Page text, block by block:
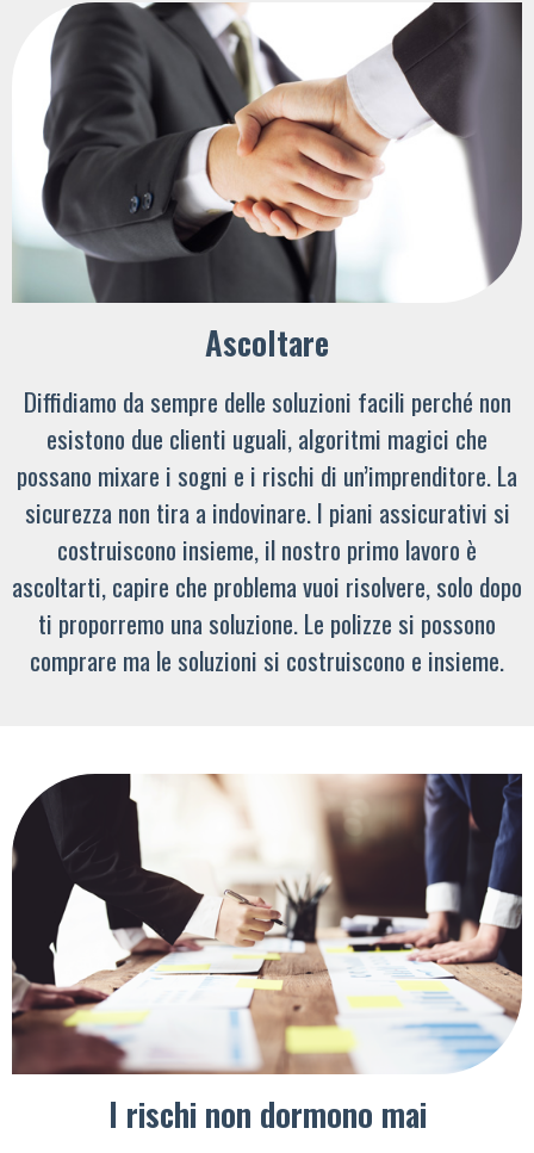
Ascoltare
Diffidiamo da sempre delle soluzioni facili perché non
esistono due clienti uguali, algoritmi magici che
possano mixare i sogni e i rischi di un’imprenditore. La
sicurezza non tira a indovinare. I piani assicurativi si
costruiscono insieme, il nostro primo lavoro è
ascoltarti, capire che problema vuoi risolvere, solo dopo
ti proporremo una soluzione. Le polizze si possono
comprare ma le soluzioni si costruiscono e insieme.
I rischi non dormono mai